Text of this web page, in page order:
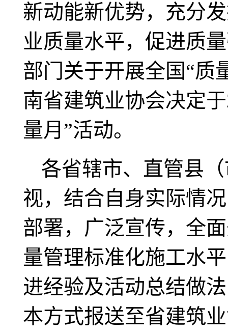
新动能新优势，充分
业质量水平，促进质
部门关于开展全国“质
南省建筑业协会决定
量月”活动。
各省辖市、直管县
视，结合自身实际情
部署，广泛宣传，全
量管理标准化施工水
进经验及活动总结做
本方式报送至省建筑